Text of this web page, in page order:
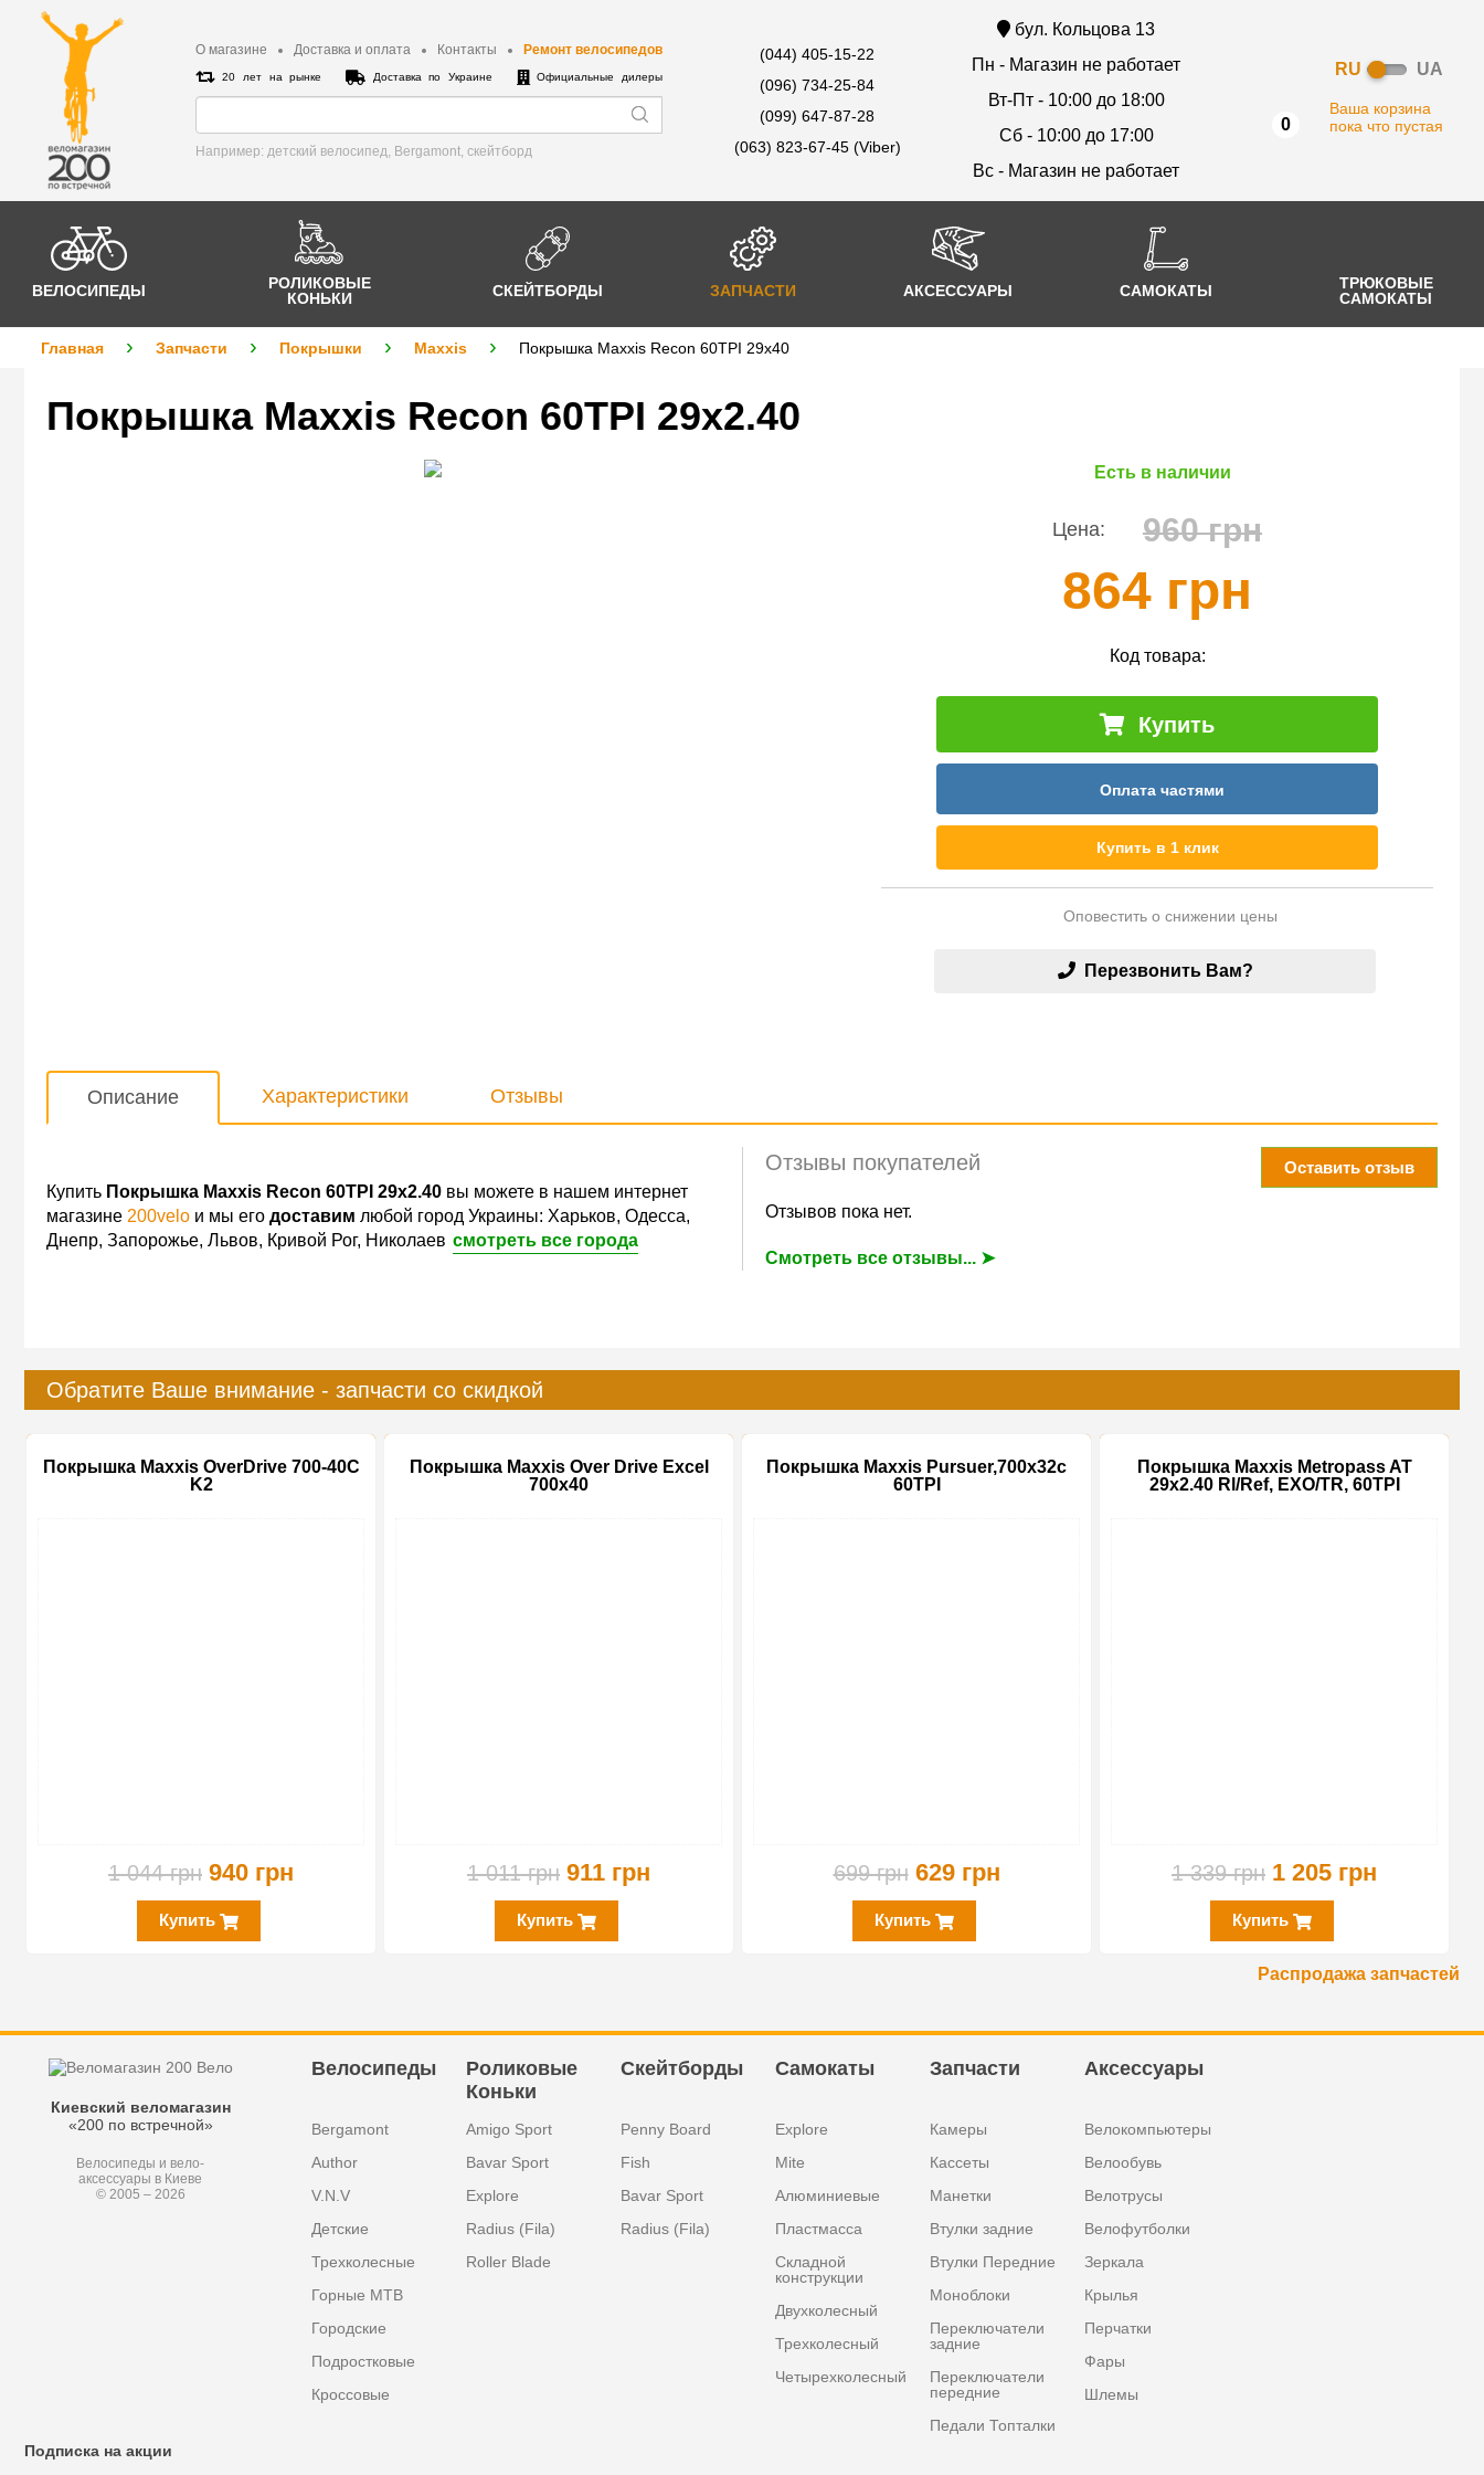
О магазине Доставка и оплата Контакты Ремонт велосипедов
20 лет на рынке Доставка по Украине Официальные дилеры
Например: детский велосипед, Bergamont, cкейтборд
(044) 405-15-22
(096) 734-25-84
(099) 647-87-28
(063) 823-67-45 (Viber)
бул. Кольцова 13
Пн - Магазин не работает
Вт-Пт - 10:00 до 18:00
Сб - 10:00 до 17:00
Вс - Магазин не работает
RU UA
0
Ваша корзина
пока что пустая
ВЕЛОСИПЕДЫ
РОЛИКОВЫЕ
КОНЬКИ
СКЕЙТБОРДЫ ЗАПЧАСТИ АКСЕССУАРЫ САМОКАТЫ
ТРЮКОВЫЕ
САМОКАТЫ
Главная Запчасти Покрышки Maxxis Покрышка Maxxis Recon 60TPI 29x40
Покрышка Maxxis Recon 60TPI 29x2.40
Есть в наличии
Цена: 960 грн
864 грн
Код товара:
Купить
Оплата частями
Купить в 1 клик
Оповестить о снижении цены
Перезвонить Вам?
Описание Характеристики Отзывы
Оставить отзыв
Отзывы покупателей
Отзывов пока нет.
Смотреть все отзывы... ➤
Купить Покрышка Maxxis Recon 60TPI 29x2.40 вы можете в нашем интернет
магазине 200velo и мы его доставим любой город Украины: Харьков, Одесса,
Днепр, Запорожье, Львов, Кривой Рог, Николаев смотреть все города
Обратите Ваше внимание - запчасти со скидкой
Покрышка Maxxis OverDrive 700-40C
K2
1 044 грн 940 грн
Купить
Покрышка Maxxis Over Drive Excel
700x40
1 011 грн 911 грн
Купить
Покрышка Maxxis Pursuer,700x32c
60TPI
699 грн 629 грн
Купить
Покрышка Maxxis Metropass AT
29x2.40 Rl/Ref, EXO/TR, 60TPI
1 339 грн 1 205 грн
Купить
Распродажа запчастей
Киевский веломагазин
«200 по встречной»
Велосипеды и вело-
аксессуары в Киеве
© 2005 – 2026
Велосипеды
Bergamont
Author
V.N.V
Детские
Трехколесные
Горные MTB
Городские
Подростковые
Кроссовые
Роликовые
Коньки
Amigo Sport
Bavar Sport
Explore
Radius (Fila)
Roller Blade
Скейтборды
Penny Board
Fish
Bavar Sport
Radius (Fila)
Самокаты
Explore
Mite
Алюминиевые
Пластмасса
Складной
конструкции
Двухколесный
Трехколесный
Четырехколесный
Запчасти
Камеры
Кассеты
Манетки
Втулки задние
Втулки Передние
Моноблоки
Переключатели
задние
Переключатели
передние
Педали Топталки
Аксессуары
Велокомпьютеры
Велообувь
Велотрусы
Велофутболки
Зеркала
Крылья
Перчатки
Фары
Шлемы
Подписка на акции